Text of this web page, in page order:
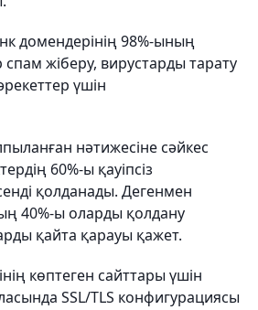
домендерінің 98%-ының
жіберу, вирустарды тарату
үшін
нәтижесіне сәйкес
60%-ы қауіпсіз
қолданады. Дегенмен
40%-ы оларды қолдану
қайта қарауы қажет.
көптеген сайттары үшін
SSL/TLS конфигурациясы